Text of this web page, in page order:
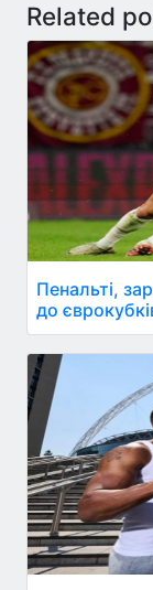
Related
Пенальті,
до